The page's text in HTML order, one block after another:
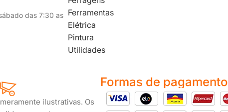
das 7:30 as Ferramentas
Elétrica
Pintura
Utilidades
ilustrativas. Os
Formas de pagamento